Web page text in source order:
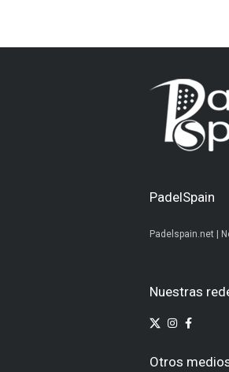
PadelSpain
Padelspain.net |
Nuestras
Otros